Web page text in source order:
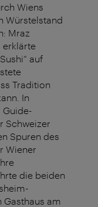
Wiens
Würstelstand
Mraz
erklärte
auf
Tradition
In
Guide-
Schweizer
Spuren des
Wiener
die beiden
Gasthaus am